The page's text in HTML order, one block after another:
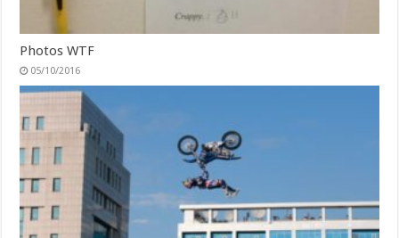
Photos WTF
05/10/2016